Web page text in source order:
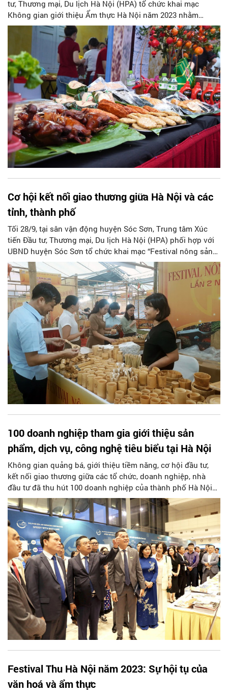
tư, Thương mại, Du lịch Hà Nội (HPA) tổ chức khai mạc
Không gian giới thiệu Ẩm thực Hà Nội năm 2023 nhằm
quảng bá ẩm thực Hà Nội tới du khách trong khuôn khổ
Festival Thu Hà Nội.
Cơ hội kết nối giao thương giữa Hà Nội và các
tỉnh, thành phố
Tối 28/9, tại sân vận động huyện Sóc Sơn, Trung tâm Xúc
tiến Đầu tư, Thương mại, Du lịch Hà Nội (HPA) phối hợp với
UBND huyện Sóc Sơn tổ chức khai mạc “Festival nông sản
Hà Nội lần 2 năm 2023”, diễn ra từ ngày 28/9 đến hết ngày
1/10/2023, có quy mô 160 gian hàng.
100 doanh nghiệp tham gia giới thiệu sản
phẩm, dịch vụ, công nghệ tiêu biểu tại Hà Nội
Không gian quảng bá, giới thiệu tiềm năng, cơ hội đầu tư,
kết nối giao thương giữa các tổ chức, doanh nghiệp, nhà
đầu tư đã thu hút 100 doanh nghiệp của thành phố Hà Nội
tới tham dự, tìm kiếm cơ hội kết nối, đầu tư với các doanh
nghiệp trong nước và quốc tế.
Festival Thu Hà Nội năm 2023: Sự hội tụ của
văn hoá và ẩm thực